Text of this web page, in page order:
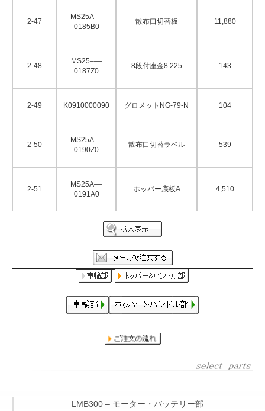
2-47
MS25A––
0185B0
散布口切替板 11,880
2-48
MS25–––
0187Z0
8段付座金8.225 143
2-49 K0910000090 グロメットNG-79-N 104
2-50
MS25A––
0190Z0
散布口切替ラベル 539
2-51
MS25A––
0191A0
ホッパー底板A 4,510
LMB300 – モーター・バッテリー部